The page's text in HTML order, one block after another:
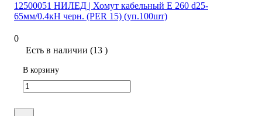
12500051 НИЛЕД | Хомут кабельный E 260 d25-
65мм/0.4кН черн. (PER 15) (уп.100шт)
0
Есть в наличии (13 )
В корзину